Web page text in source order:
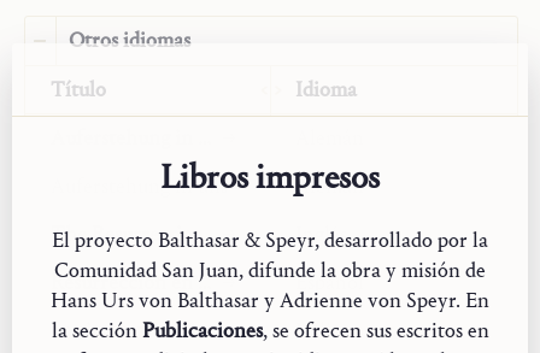
předpovídala jeho vzkříšení. Ale jsou tam ukryta a jen
života. To, s čím se setkala Magdaléna, ženy a poté i
apoštolové, je znamením pro nadcházející generace
totéž jako víra ve vzkříšení — pokud to není z milosti
fakt, který by bylo možné neutrálně stanovit. Vzkříšený
se dává poznat. Zpřístupňuje svůj nový život ve svobodě
své milosti. A tato milost volá k životu a k živé odpovědi
slovo víry, slovo víry, uchovávané v duši na místě, kam
Otros idiomas
Título
Idioma
Auferstehung in uns
Alemán
The Resurrection in Us
Inglés
Resurrección en nosotros
Español
La risurrezione in noi
Italiano
Libros impresos
El proyecto Balthasar & Speyr, desarrollado por la
Comunidad San Juan, difunde la obra y misión de
Hans Urs von Balthasar y Adrienne von Speyr. En
la secciónPublicaciones, se ofrecen sus escritos en